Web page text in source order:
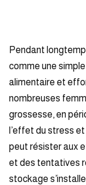
Pendant
comme une
alimentaire et
nombreuses
grossesse, en
l’effet du stress
peut résister aux
et des tentatives
stockage